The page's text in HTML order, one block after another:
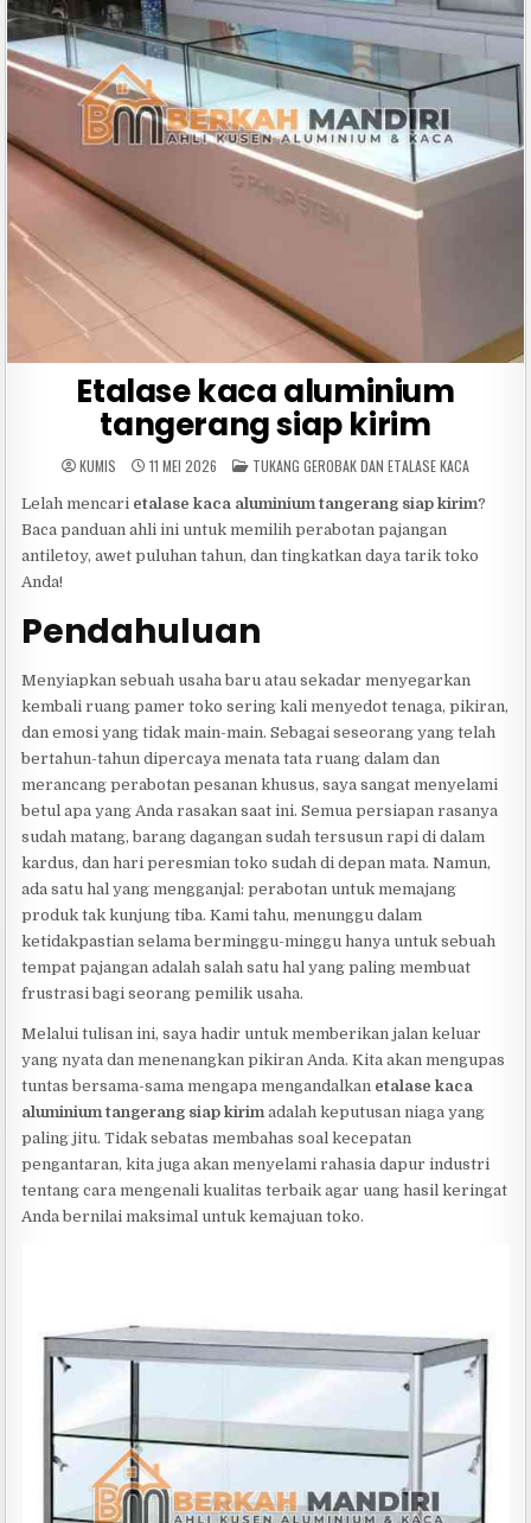
Etalase kaca aluminium
tangerang siap kirim
KUMIS 11 MEI 2026 POSTED
IN
TUKANG GEROBAK DAN ETALASE KACA
Lelah mencari etalase kaca aluminium tangerang siap kirim?
Baca panduan ahli ini untuk memilih perabotan pajangan
antiletoy, awet puluhan tahun, dan tingkatkan daya tarik toko
Anda!
Pendahuluan
Menyiapkan sebuah usaha baru atau sekadar menyegarkan
kembali ruang pamer toko sering kali menyedot tenaga, pikiran,
dan emosi yang tidak main-main. Sebagai seseorang yang telah
bertahun-tahun dipercaya menata tata ruang dalam dan
merancang perabotan pesanan khusus, saya sangat menyelami
betul apa yang Anda rasakan saat ini. Semua persiapan rasanya
sudah matang, barang dagangan sudah tersusun rapi di dalam
kardus, dan hari peresmian toko sudah di depan mata. Namun,
ada satu hal yang mengganjal: perabotan untuk memajang
produk tak kunjung tiba. Kami tahu, menunggu dalam
ketidakpastian selama berminggu-minggu hanya untuk sebuah
tempat pajangan adalah salah satu hal yang paling membuat
frustrasi bagi seorang pemilik usaha.
Melalui tulisan ini, saya hadir untuk memberikan jalan keluar
yang nyata dan menenangkan pikiran Anda. Kita akan mengupas
tuntas bersama-sama mengapa mengandalkan etalase kaca
aluminium tangerang siap kirimadalah keputusan niaga yang
paling jitu. Tidak sebatas membahas soal kecepatan
pengantaran, kita juga akan menyelami rahasia dapur industri
tentang cara mengenali kualitas terbaik agar uang hasil keringat
Anda bernilai maksimal untuk kemajuan toko.